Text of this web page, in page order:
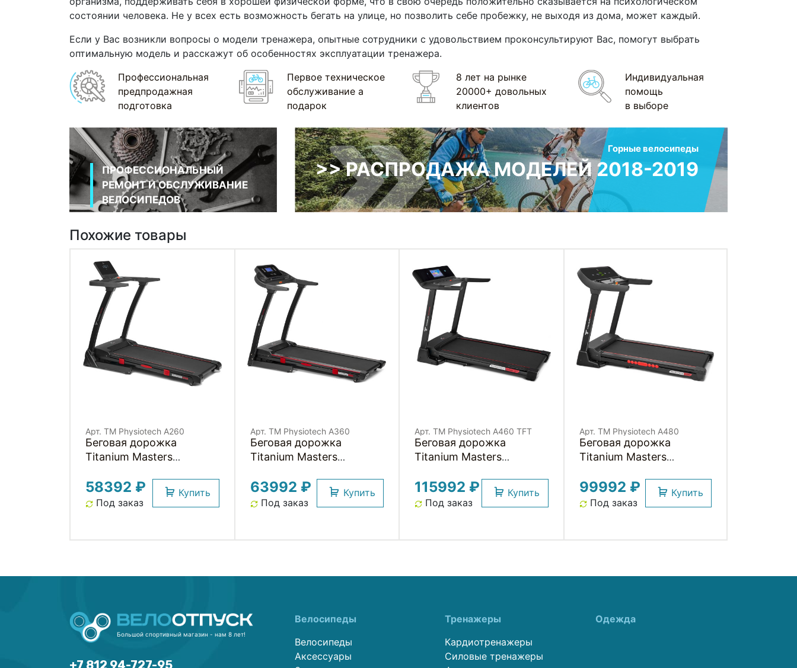
состоянии человека. Не у всех есть возможность бегать на улице, но позволить себе пробежку, не выходя из дома, может каждый.
Если у Вас возникли вопросы о модели тренажера, опытные сотрудники с удовольствием проконсультируют Вас, помогут выбрать
оптимальную модель и расскажут об особенностях эксплуатации тренажера.
Профессиональная
предпродажная
подготовка
Первое техническое
обслуживание а
подарок
8 лет на рынке
20000+ довольных
клиентов
Индивидуальная
помощь
в выборе
ПРОФЕССИОНАЛЬНЫЙ
РЕМОНТ И ОБСЛУЖИВАНИЕ
ВЕЛОСИПЕДОВ
Горные велосипеды
>> РАСПРОДАЖА МОДЕЛЕЙ 2018-2019
Похожие товары
Арт. TM Physiotech A260
Беговая дорожка
Titanium Masters
58392 ₽
Под заказ
Купить
Арт. TM Physiotech A360
Беговая дорожка
Titanium Masters
63992 ₽
Под заказ
Купить
Арт. TM Physiotech A460 TFT
Беговая дорожка
Titanium Masters
115992 ₽
Под заказ
Купить
Арт. TM Physiotech A480
Беговая дорожка
Titanium Masters
99992 ₽
Под заказ
Купить
Большой спортивный магазин - нам 8 лет!
+7 812 94-727-95
Велосипеды
Велосипеды
Аксессуары
Тренажеры
Кардиотренажеры
Силовые тренажеры
Одежда